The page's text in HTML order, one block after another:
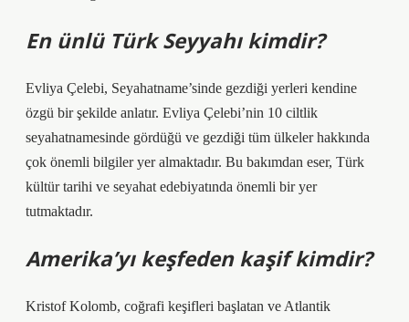
En ünlü Türk Seyyahı kimdir?
Evliya Çelebi, Seyahatname’sinde gezdiği yerleri kendine
özgü bir şekilde anlatır. Evliya Çelebi’nin 10 ciltlik
seyahatnamesinde gördüğü ve gezdiği tüm ülkeler hakkında
çok önemli bilgiler yer almaktadır. Bu bakımdan eser, Türk
kültür tarihi ve seyahat edebiyatında önemli bir yer
tutmaktadır.
Amerika’yı keşfeden kaşif kimdir?
Kristof Kolomb, coğrafi keşifleri başlatan ve Atlantik